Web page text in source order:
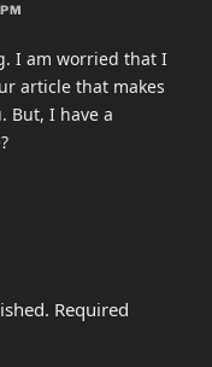
I am worried that I
article that makes
But, I have a
Required